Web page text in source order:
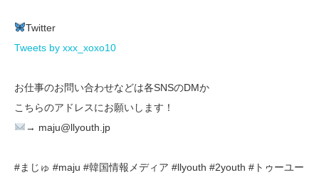
Twitter
Tweets by xxx_xoxo10
お仕事のお問い合わせなどは各SNSのDMか
こちらのアドレスにお願いします！
→ maju@llyouth.jp
#まじゅ #maju #韓国情報メディア #llyouth #2youth #トゥーユー